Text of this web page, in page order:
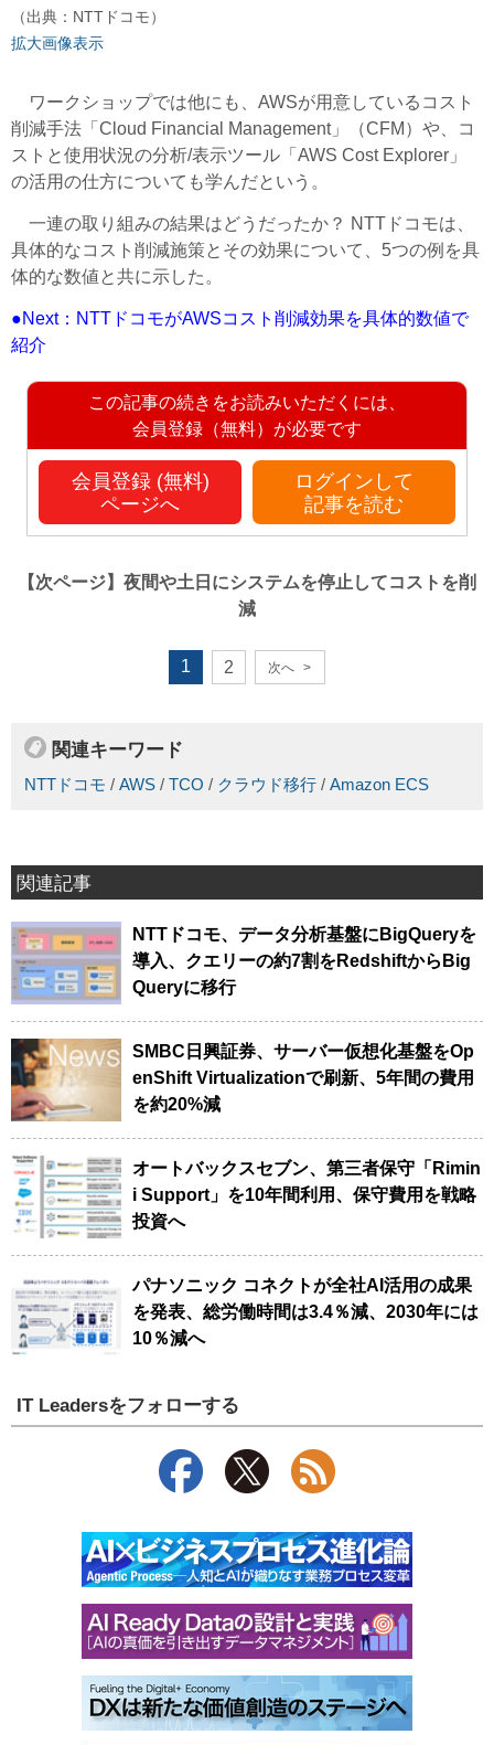
（出典：NTTドコモ）
拡大画像表示
ワークショップでは他にも、AWSが用意しているコスト
削減手法「Cloud Financial Management」（CFM）や、コ
ストと使用状況の分析/表示ツール「AWS Cost Explorer」
の活用の仕方についても学んだという。
一連の取り組みの結果はどうだったか？ NTTドコモは、
具体的なコスト削減施策とその効果について、5つの例を具
体的な数値と共に示した。
●Next：NTTドコモがAWSコスト削減効果を具体的数値で
紹介
この記事の続きをお読みいただくには、
会員登録（無料）が必要です
会員登録 (無料)
ページへ
ログインして
記事を読む
【次ページ】 夜間や土日にシステムを停止してコストを削
減
1 2 次へ >
関連キーワード
NTTドコモ / AWS / TCO / クラウド移行 / Amazon ECS
関連記事
NTTドコモ、データ分析基盤にBigQueryを
導入、クエリーの約7割をRedshiftからBig
Queryに移行
SMBC日興証券、サーバー仮想化基盤をOp
enShift Virtualizationで刷新、5年間の費用
を約20%減
オートバックスセブン、第三者保守「Rimin
i Support」を10年間利用、保守費用を戦略
投資へ
パナソニック コネクトが全社AI活用の成果
を発表、総労働時間は3.4％減、2030年には
10％減へ
IT Leadersをフォローする